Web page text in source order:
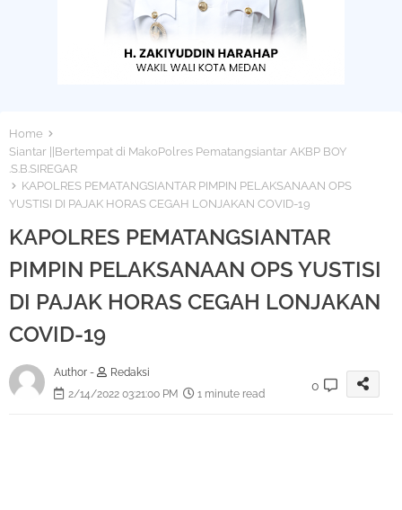
Home
Siantar ||Bertempat di MakoPolres Pematangsiantar AKBP BOY
.S.B.SIREGAR
KAPOLRES PEMATANGSIANTAR PIMPIN PELAKSANAAN OPS
YUSTISI DI PAJAK HORAS CEGAH LONJAKAN COVID-19
KAPOLRES PEMATANGSIANTAR
PIMPIN PELAKSANAAN OPS YUSTISI
DI PAJAK HORAS CEGAH LONJAKAN
COVID-19
Author -
Redaksi
2/14/2022 03:21:00 PM
1 minute read
0